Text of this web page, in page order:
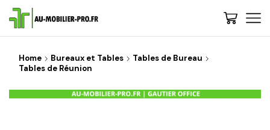
Home Bureaux et Tables
Tables de Bureau
Tables de Réunion